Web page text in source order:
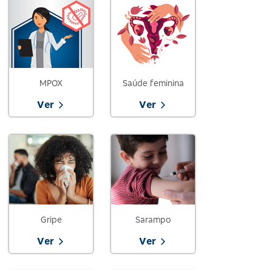
MPOX
Ver
Saúde feminina
Ver
Gripe
Ver
Sarampo
Ver